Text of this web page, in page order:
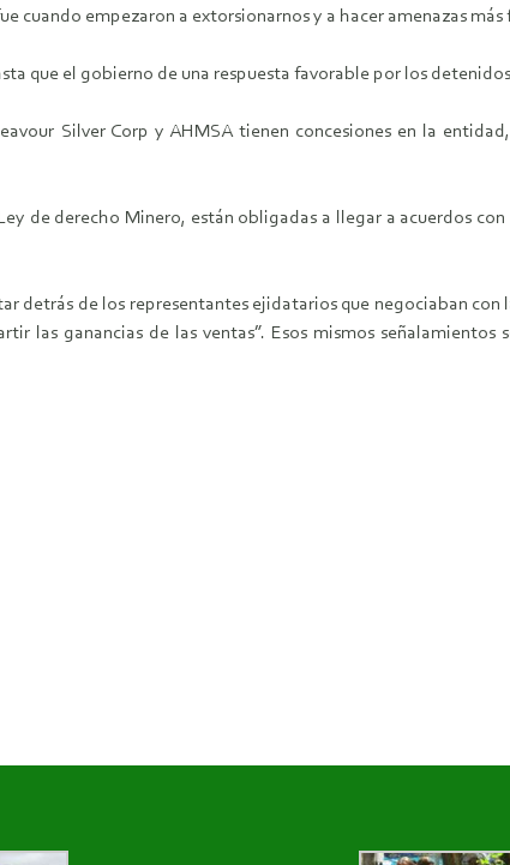
cuando empezaron a extorsionarnos y a hacer amenazas más
que el gobierno de una respuesta favorable por los
Silver Corp y AHMSA tienen concesiones en la
de derecho Minero, están obligadas a llegar a acuerdos
detrás de los representantes ejidatarios que negociaban con
las ganancias de las ventas”. Esos mismos señalamientos